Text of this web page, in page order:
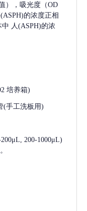
），吸光度（OD
的浓度正相
中 人(ASPH)的浓
培养箱)
(手工洗板用)
200-1000μL)